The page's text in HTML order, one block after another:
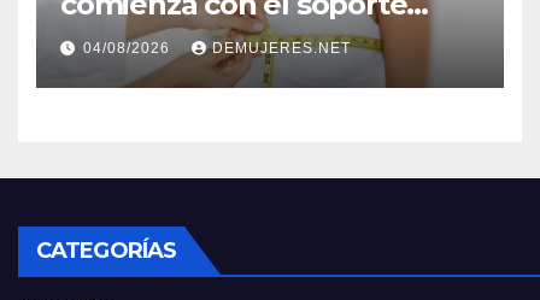
correcto: Caprice revela el
impacto de la lencería en la
salud física de las mujeres
04/08/2026 DEMUJERES.NET
CATEGORÍAS